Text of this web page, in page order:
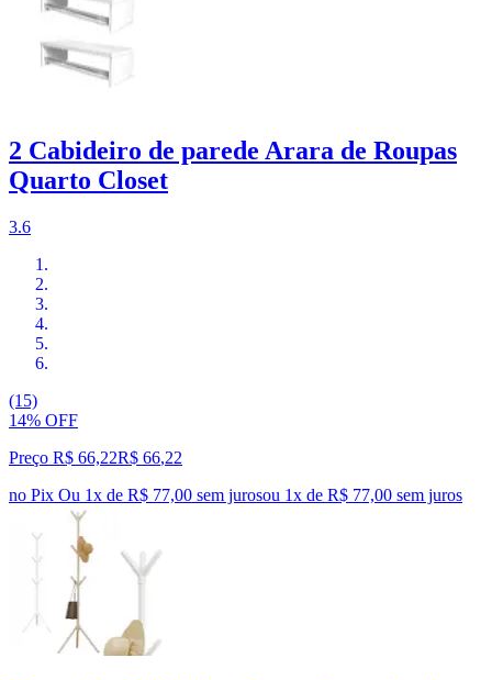
2 Cabideiro de parede Arara de Roupas
Quarto Closet
3.6
(15)
14% OFF
Preço R$ 66,22R$ 66,22
no Pix Ou 1x de R$ 77,00 sem jurosou 1x de R$ 77,00 sem juros